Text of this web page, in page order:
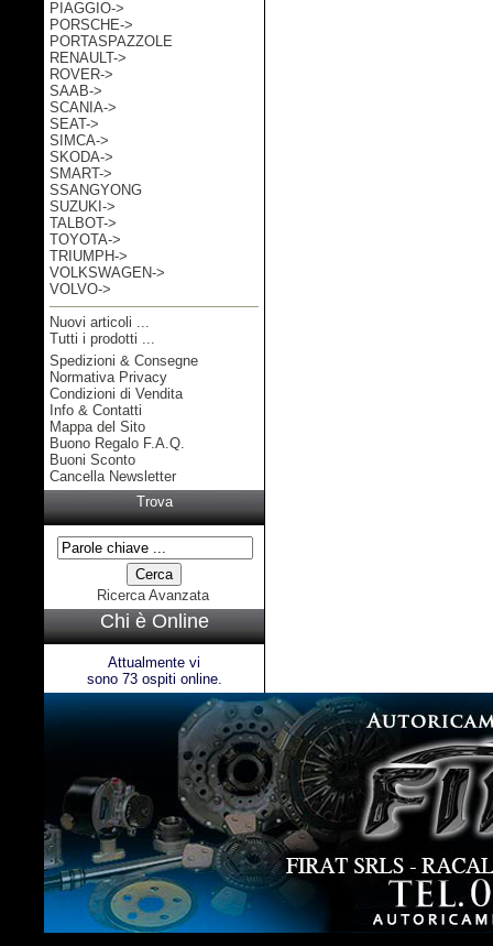
PIAGGIO->
PORSCHE->
PORTASPAZZOLE
RENAULT->
ROVER->
SAAB->
SCANIA->
SEAT->
SIMCA->
SKODA->
SMART->
SSANGYONG
SUZUKI->
TALBOT->
TOYOTA->
TRIUMPH->
VOLKSWAGEN->
VOLVO->
Nuovi articoli ...
Tutti i prodotti ...
Informazioni
Spedizioni & Consegne
Normativa Privacy
Condizioni di Vendita
Info & Contatti
Mappa del Sito
Buono Regalo F.A.Q.
Buoni Sconto
Cancella Newsletter
Trova
Ricerca Avanzata
Chi è Online
Attualmente vi
sono 73 ospiti online.